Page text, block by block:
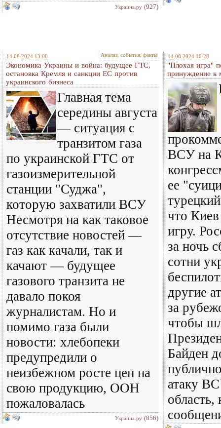
Украина.ру (927)
14.08.2024 13:00 Анализ, события, факты
Экономика Украины и война: будущее ГТС,
остановка Кремля и санкции ЕС против
украинского бизнеса
Главная тема
середины августа
— ситуация с
транзитом газа
по украинской ГТС от
газоизмерительной
станции "Суджа",
которую захватили ВСУ
Несмотря на как таковое
отсутствие новостей —
газ как качали, так и
качают — будущее
газового транзита не
давало покоя
журналистам. Но и
помимо газа были
новости: хлебопеки
предупредили о
неизбежном росте цен на
свою продукцию, ООН
пожаловалась
Украина.ру (856)
14.08.2024 10:28
"Плохая игра"
принуждение к
ВСУ на
ее
что
игру.
за ночь
сотни
другие
за
чтобы
Байден
атаку
область,